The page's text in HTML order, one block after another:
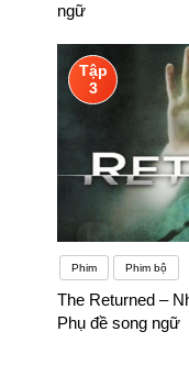
ngữ
Tập
3
Phim Phim bộ
The Returned –
Phụ đề song ngữ